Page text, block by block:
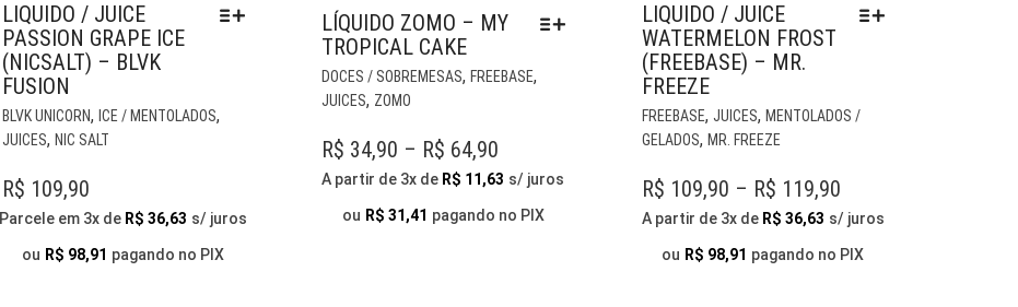
LIQUIDO / JUICE
PASSION GRAPE ICE
(NICSALT) – BLVK
FUSION
BLVK UNICORN, ICE / MENTOLADOS,
JUICES, NIC SALT
AS
R$ 109,90
Parcele em 3x de R$ 36,63 s/ juros
ou R$ 98,91 pagando no PIX
LÍQUIDO ZOMO – MY
TROPICAL CAKE
DOCES / SOBREMESAS, FREEBASE,
JUICES, ZOMO
R$ 34,90 – R$ 64,90
RANGE:
R$ 34,90
A partir de 3x de R$ 11,63 s/ juros
ou R$ 31,41 pagando no PIX
LIQUIDO / JUICE
WATERMELON FROST
(FREEBASE) – MR.
FREEZE
FREEBASE, JUICES, MENTOLADOS /
GELADOS, MR. FREEZE
R$ 109,90 – R$ 119,90PRICE
RANGE:
R$ 109,90
A partir de 3x de R$ 36,63 s/ juros
ou R$ 98,91 pagando no PIX